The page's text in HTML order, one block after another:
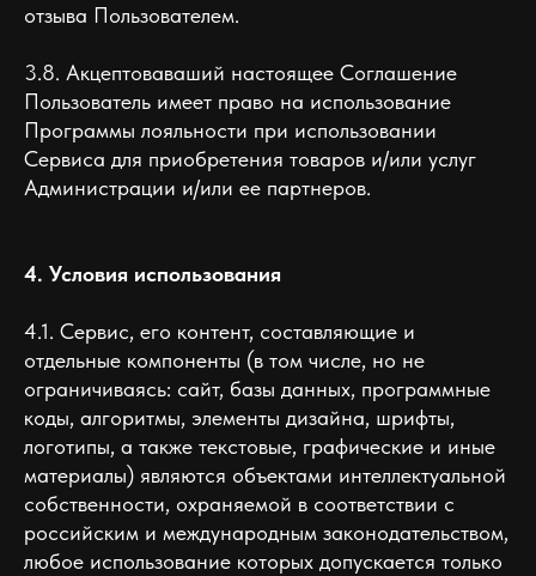
отзыва Пользователем.
3.8. Акцептоваваший настоящее Соглашение
Пользователь имеет право на использование
Программы лояльности при использовании
Сервиса для приобретения товаров и/или услуг
Администрации и/или ее партнеров.
4. Условия использования
4.1. Сервис, его контент, составляющие и
отдельные компоненты (в том числе, но не
ограничиваясь: сайт, базы данных, программные
коды, алгоритмы, элементы дизайна, шрифты,
логотипы, а также текстовые, графические и иные
материалы) являются объектами интеллектуальной
собственности, охраняемой в соответствии с
российским и международным законодательством,
любое использование которых допускается только